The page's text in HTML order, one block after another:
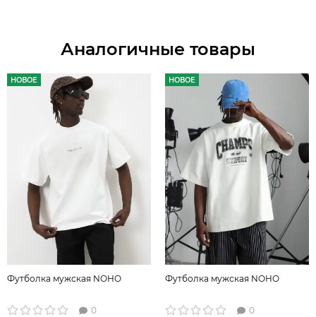
Аналогичные товары
НОВОЕ
Футболка мужская NOHO
0
НОВОЕ
Футболка мужская NOHO
0